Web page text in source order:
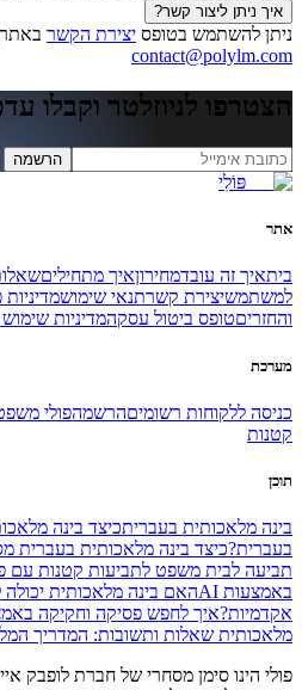
איך ניתן ליצור קשר?
ניתן להשתמש בטופס יצירת הקשר
contact@polylm.com
הצטרפו לניוזלטר וקבלו
הרשמה
פּוֹלִי
אתר
ביתאיך זה עובדמחירוןאיך מתחילים
למשתמשיצירת קשרתנאי שימוש
והחזריםטופס ביטול עסקהמדיניות שימוש
מערכת
כניסה ללקוחות רשומיםהרשמהפולי
קטנות
תוכן
בינה מלאכותית בעבריתכיצד בינה
בעברית?כיצד בינה מלאכותית בעברית
תביעה לבית משפט לתביעות קטנות עם
באמצעות AI
האם בינה מלאכותית יכולה
אקדמיות?איך לחפש פסיקה וחקיקה
מלאכותית שאלות ותשובות: המדריך
פולי הינו סימן מסחרי של חברת לופבק